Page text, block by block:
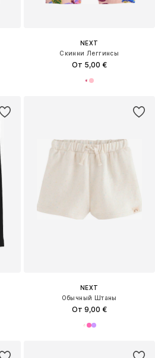
NEXT
Скинни Леггинсы
От 5,00 €
NEXT
Обычный Штаны
От 9,00 €